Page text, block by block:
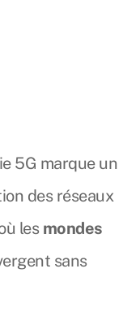
5G marque un
des réseaux
les mondes
sans